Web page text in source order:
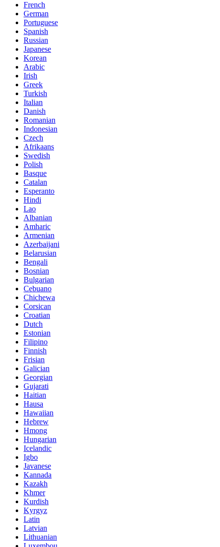
French
German
Portuguese
Spanish
Russian
Japanese
Korean
Arabic
Irish
Greek
Turkish
Italian
Danish
Romanian
Indonesian
Czech
Afrikaans
Swedish
Polish
Basque
Catalan
Esperanto
Hindi
Lao
Albanian
Amharic
Armenian
Azerbaijani
Belarusian
Bengali
Bosnian
Bulgarian
Cebuano
Chichewa
Corsican
Croatian
Dutch
Estonian
Filipino
Finnish
Frisian
Galician
Georgian
Gujarati
Haitian
Hausa
Hawaiian
Hebrew
Hmong
Hungarian
Icelandic
Igbo
Javanese
Kannada
Kazakh
Khmer
Kurdish
Kyrgyz
Latin
Latvian
Lithuanian